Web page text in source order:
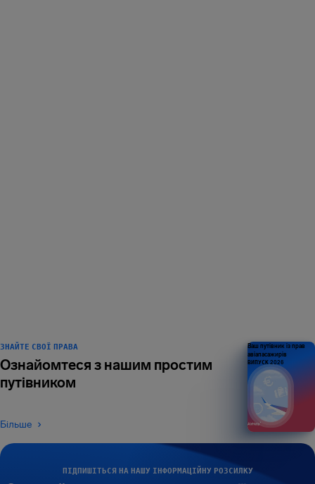
ПІДПИШІТЬСЯ НА НАШУ ІНФОРМАЦІЙНУ РОЗСИЛКУ
ЗНАЙТЕ СВОЇ ПРАВА
Ознайомтеся з нашим простим
путівником
Більше
Ваш путівник із прав
авіапасажирів
ВИПУСК 2026